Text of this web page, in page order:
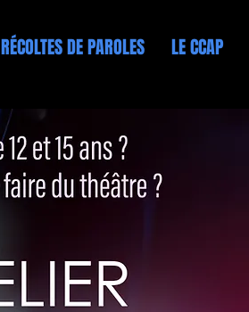
RÉCOLTES DE PAROLES LE CCAP